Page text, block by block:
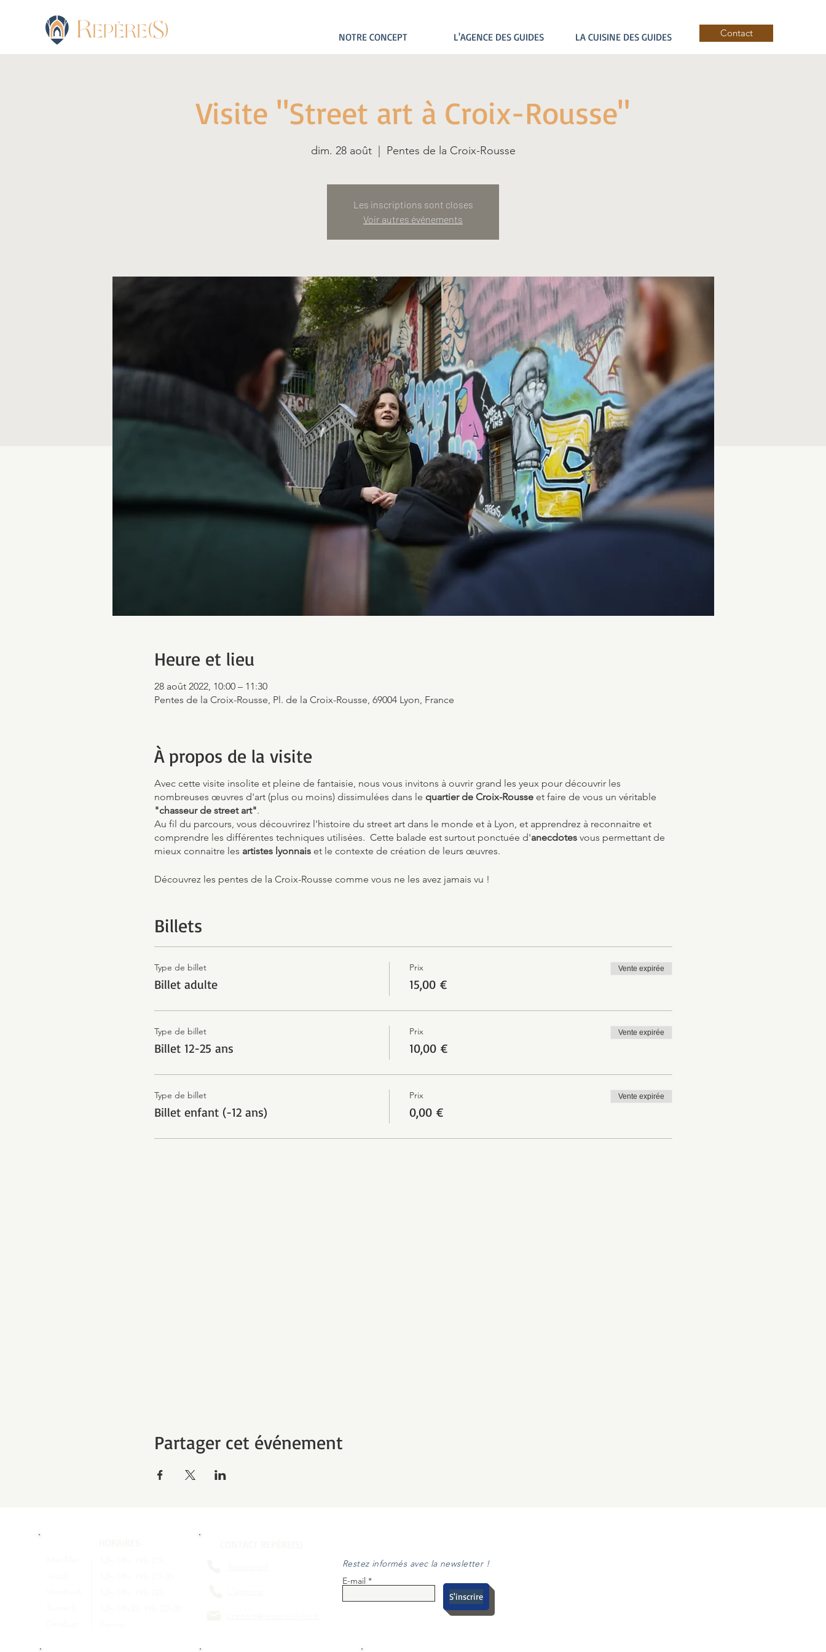
NOTRE CONCEPT L'AGENCE DES GUIDES LA CUISINE DES GUIDES Contact
Visite "Street art à Croix-Rousse"
dim. 28 août
  |
Pentes de la Croix-Rousse
Les inscriptions sont closes
Voir autres événements
Heure et lieu
28 août 2022, 10:00 – 11:30
Pentes de la Croix-Rousse, Pl. de la Croix-Rousse, 69004 Lyon, France
À propos de la visite
Avec cette visite insolite et pleine de fantaisie, nous vous invitons à ouvrir grand les yeux pour découvrir les
nombreuses œuvres d'art (plus ou moins) dissimulées dans le quartier de Croix-Rousseet faire de vous un véritable
"chasseur de street art".
Au fil du parcours, vous découvrirez l'histoire du street art dans le monde et à Lyon, et apprendrez à reconnaitre et
comprendre les différentes techniques utilisées. Cette balade est surtout ponctuée d'anecdotesvous permettant de
mieux connaitre les artistes lyonnais et le contexte de création de leurs œuvres.
Découvrez les pentes de la Croix-Rousse comme vous ne les avez jamais vu !
Billets
Type de billet
Billet adulte
Prix
15,00 €
Vente expirée
Type de billet
Billet 12-25 ans
Prix
10,00 €
Vente expirée
Type de billet
Billet enfant (-12 ans)
Prix
0,00 €
Vente expirée
Partager cet événement
Restez informés avec la newsletter !
E-mail
S'inscrire